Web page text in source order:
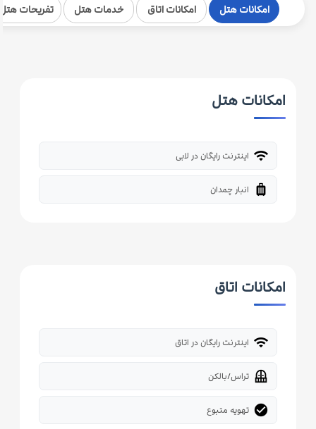
امکانات هتل امکانات اتاق خدمات هتل تفریحات
امکانات هتل
wifi اینترنت رایگان در لابی
luggage انبار چمدان
امکانات اتاق
wifi اینترنت رایگان در اتاق
balcony تراس/بالکن
check_circle تهویه متبوع